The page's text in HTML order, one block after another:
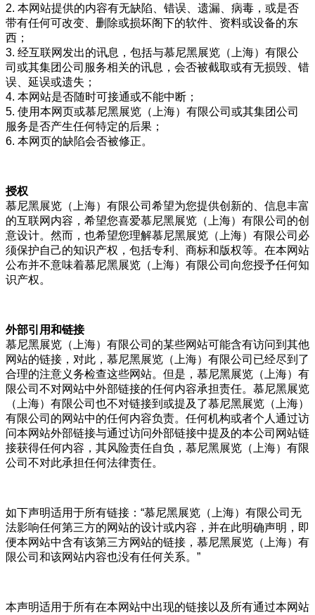
2. 本网站提供的内容有无缺陷、错误、遗漏、病毒，或是否
带有任何可改变、删除或损坏阁下的软件、资料或设备的东
西；
3. 经互联网发出的讯息，包括与慕尼黑展览（上海）有限公
司或其集团公司服务相关的讯息，会否被截取或有无损毁、错
误、延误或遗失；
4. 本网站是否随时可接通或不能中断；
5. 使用本网页或慕尼黑展览（上海）有限公司或其集团公司
服务是否产生任何特定的后果；
6. 本网页的缺陷会否被修正。
授权
慕尼黑展览（上海）有限公司希望为您提供创新的、信息丰富
的互联网内容，希望您喜爱慕尼黑展览（上海）有限公司的创
意设计。然而，也希望您理解慕尼黑展览（上海）有限公司必
须保护自己的知识产权，包括专利、商标和版权等。在本网站
公布并不意味着慕尼黑展览（上海）有限公司向您授予任何知
识产权。
外部引用和链接
慕尼黑展览（上海）有限公司的某些网站可能含有访问到其他
网站的链接，对此，慕尼黑展览（上海）有限公司已经尽到了
合理的注意义务检查这些网站。但是，慕尼黑展览（上海）有
限公司不对网站中外部链接的任何内容承担责任。慕尼黑展览
（上海）有限公司也不对链接到或提及了慕尼黑展览（上海）
有限公司的网站中的任何内容负责。任何机构或者个人通过访
问本网站外部链接与通过访问外部链接中提及的本公司网站链
接获得任何内容，其风险责任自负，慕尼黑展览（上海）有限
公司不对此承担任何法律责任。
如下声明适用于所有链接：“慕尼黑展览（上海）有限公司无
法影响任何第三方的网站的设计或内容，并在此明确声明，即
便本网站中含有该第三方网站的链接，慕尼黑展览（上海）有
限公司和该网站内容也没有任何关系。”
本声明适用于所有在本网站中出现的链接以及所有通过本网站